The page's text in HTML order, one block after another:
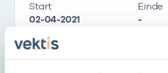
Start
02-04-2021
Einde
-